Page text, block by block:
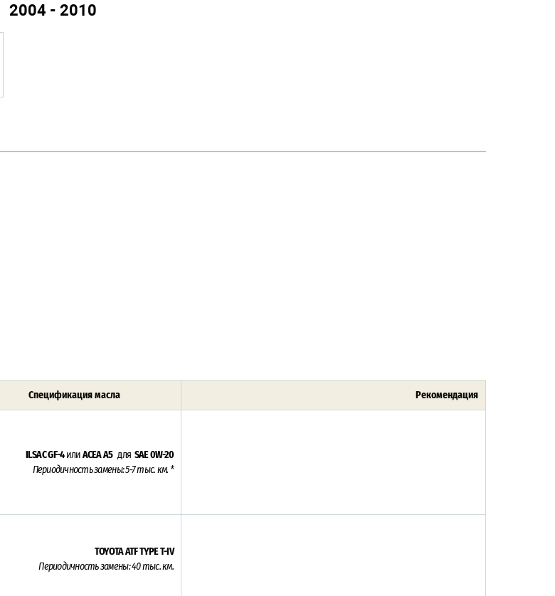
2004 - 2010
Спецификация масла Рекомендация
ILSAC GF-4илиACEA A5 для SAE 0W-20
Периодичность замены: 5-7 тыс. км. *
TOYOTA ATF TYPE T-IV
Периодичность замены: 40 тыс. км.